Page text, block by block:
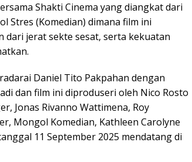
Shakti Cinema yang diangkat dari
Stres (Komedian) dimana film ini
dari jerat sekte sesat, serta kekuatan
Daniel Tito Pakpahan dengan
dan film ini diproduseri oleh Nico Rosto
Jonas Rivanno Wattimena, Roy
Mongol Komedian, Kathleen Carolyne
11 September 2025 mendatang di